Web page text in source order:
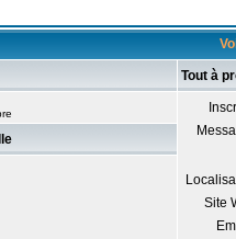
Tout à
Site